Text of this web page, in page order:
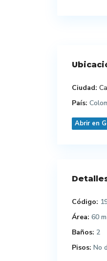
Ciudad:
País:
Abrir en
Código:
Área: 60 m
Baños: 2
Pisos: No